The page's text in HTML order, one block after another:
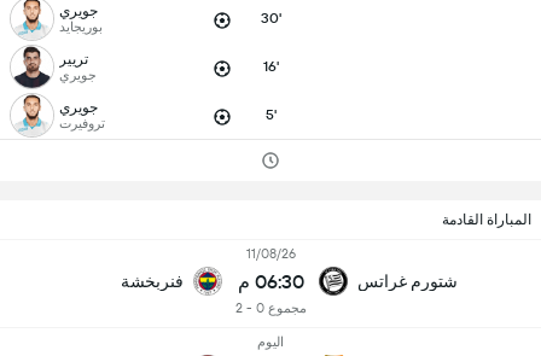
30' جويري
بوريجايد
16' تريير
جويري
5' جويري
تروفيرت
المباراة القادمة
شتورم غراتس
11/08/26
06:30 م
مجموع 0 - 2
فنربخشة
اليوم